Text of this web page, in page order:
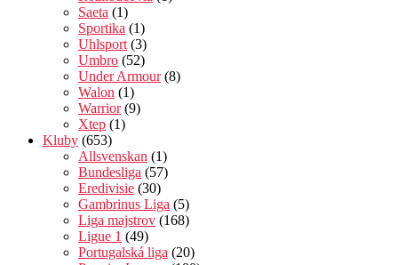
Saeta (1)
Sportika (1)
Uhlsport (3)
Umbro (52)
Under Armour(8)
Walon (1)
Warrior(9)
Xtep (1)
Kluby (653)
Allsvenskan (1)
Bundesliga (57)
Eredivisie (30)
Gambrinus Liga (5)
Liga majstrov (168)
Ligue 1 (49)
Portugalská liga (20)